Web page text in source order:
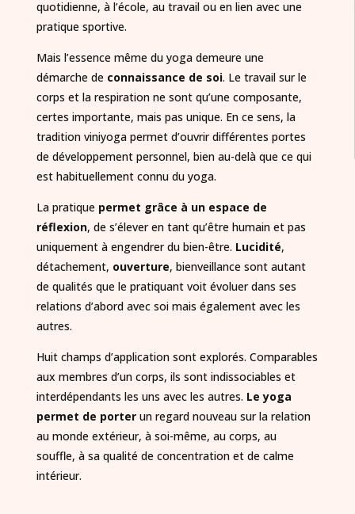
quotidienne, à l’école, au travail ou en lien avec une
pratique sportive.
Mais l’essence même du yoga demeure une
démarche de connaissance de soi. Le travail sur le
corps et la respiration ne sont qu’une composante,
certes importante, mais pas unique. En ce sens, la
tradition viniyoga permet d’ouvrir différentes portes
de développement personnel, bien au-delà que ce qui
est habituellement connu du yoga.
La pratique permet grâce à un espace de
réflexion, de s’élever en tant qu’être humain et pas
uniquement à engendrer du bien-être. Lucidité,
détachement, ouverture, bienveillance sont autant
de qualités que le pratiquant voit évoluer dans ses
relations d’abord avec soi mais également avec les
autres.
Huit champs d’application sont explorés. Comparables
aux membres d’un corps, ils sont indissociables et
interdépendants les uns avec les autres. Le yoga
permet de porter un regard nouveau sur la relation
au monde extérieur, à soi-même, au corps, au
souffle, à sa qualité de concentration et de calme
intérieur.